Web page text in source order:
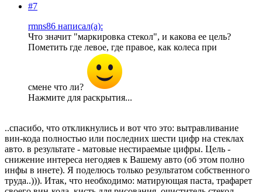
#7
rmns86 написал(а):
Что значит "маркировка стекол", и какова ее цель?
Пометить где левое, где правое, как колеса при
смене что ли?
Нажмите для раскрытия...
..спасибо, что откликнулись и вот что это: вытравливание
вин-кода полностью или последних шести цифр на стеклах
авто. в результате - матовые нестираемые цифры. Цель -
снижение интереса негодяев к Вашему авто (об этом полно
инфы в инете). Я поделюсь только результатом собственного
труда..))). Итак, что необходимо: матирующая паста, трафарет